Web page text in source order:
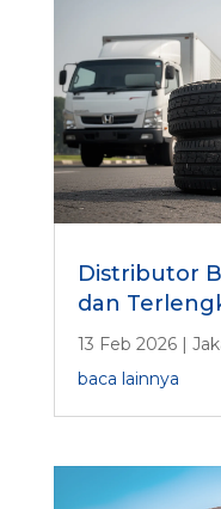
Distributor
dan
13 Feb 2026|
baca lainnya